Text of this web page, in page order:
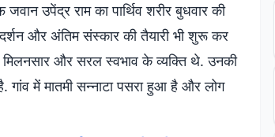
उपेंद्र राम का पार्थिव शरीर बुधवार की
और अंतिम संस्कार की तैयारी भी शुरू कर
मिलनसार और सरल स्वभाव के व्यक्ति थे. उनकी
में मातमी सन्नाटा पसरा हुआ है और लोग